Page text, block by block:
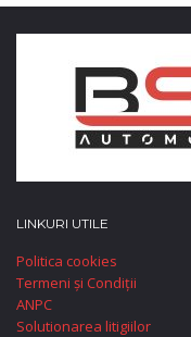
LINKURI UTILE
Politica cookies
Termeni și Condiții
ANPC
Solutionarea litigiilor